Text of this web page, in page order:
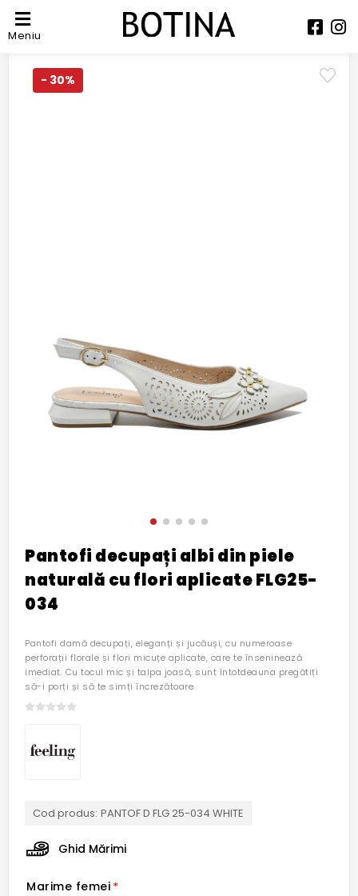
Meniu
- 30%
Pantofi decupați albi din piele
naturală cu flori aplicate FLG25-
034
Pantofi damă decupați, eleganți și jucăuși, cu numeroase
perforații florale și flori micuțe aplicate, care te înseninează
imediat. Cu tocul mic și talpa joasă, sunt întotdeauna pregătiți
să-i porți și să te simți încrezătoare.
Cod produs: PANTOF D FLG 25-034 WHITE
Ghid Mărimi
Marime femei *